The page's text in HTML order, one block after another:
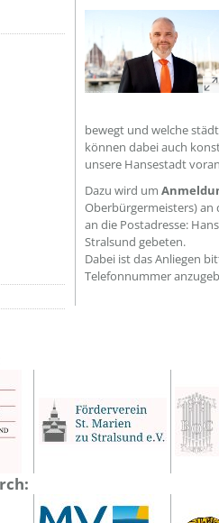
bewegt und welche
können dabei auch
unsere Hansestadt
Dazu wird um
Oberbürgermeisters) an
an die Postadresse:
Stralsund gebeten.
Dabei ist das Anliegen
Telefonnummer